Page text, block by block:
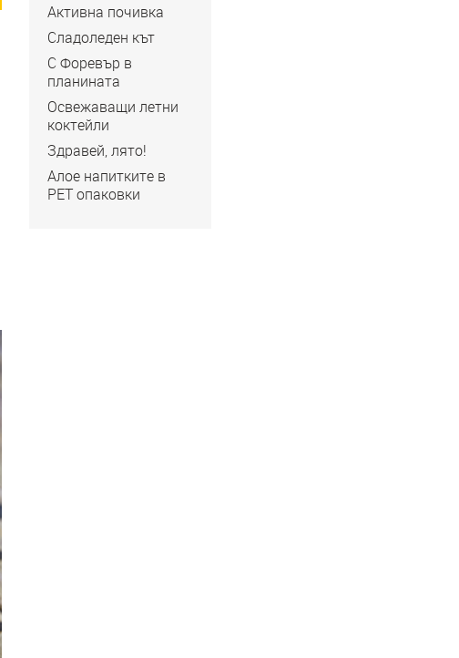
Активна почивка
Сладоледен кът
С Форевър в
планината
Освежаващи летни
коктейли
Здравей, лято!
Алое напитките в
РЕТ опаковки